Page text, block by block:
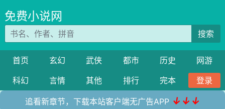
免费小说网
搜索
首页 玄幻 武侠 都市 历史
网游
科幻
言情 其他 排行 完本 登录
追看新章节，下载本站客户端无广告APP ↓↓↓